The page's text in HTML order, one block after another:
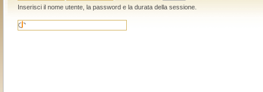
Inserisci il nome utente, la password e la durata della sessione.